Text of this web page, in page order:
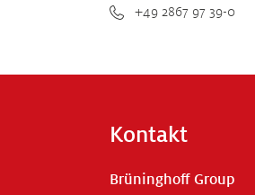
+49 2867 97 39-0
Kontakt
Brüninghoff Group